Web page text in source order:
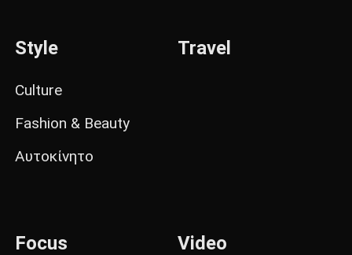
Style
Culture
Fashion & Beauty
Αυτοκίνητο
Travel
Focus Video